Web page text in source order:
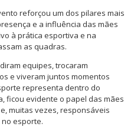
reforçou um dos pilares mais
e a influência das mães
à prática esportiva e na
as quadras.
equipes, trocaram
e viveram juntos momentos
representa dentro do
ficou evidente o papel das mães
muitas vezes, responsáveis
esporte.